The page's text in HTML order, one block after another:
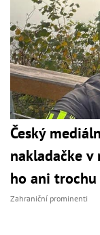
Český
nakladačke
ho ani
Zahraniční prominenti